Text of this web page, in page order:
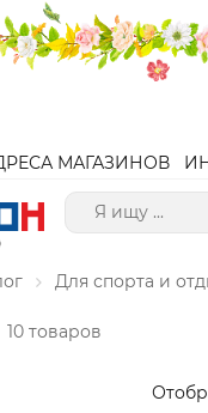
МАГАЗИНОВ
Для спорта и
10 товаров